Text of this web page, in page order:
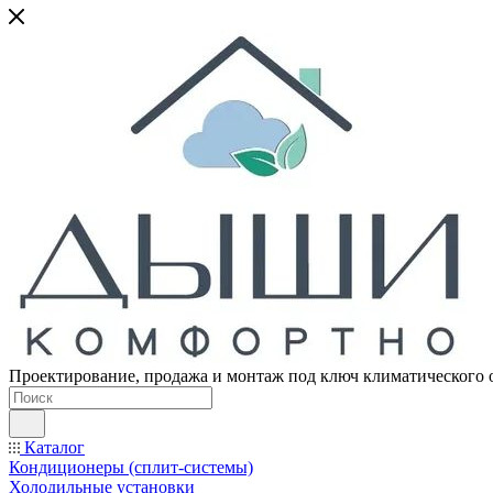
Проектирование, продажа и монтаж под ключ климатического
Каталог
Кондиционеры (сплит-системы)
Холодильные установки